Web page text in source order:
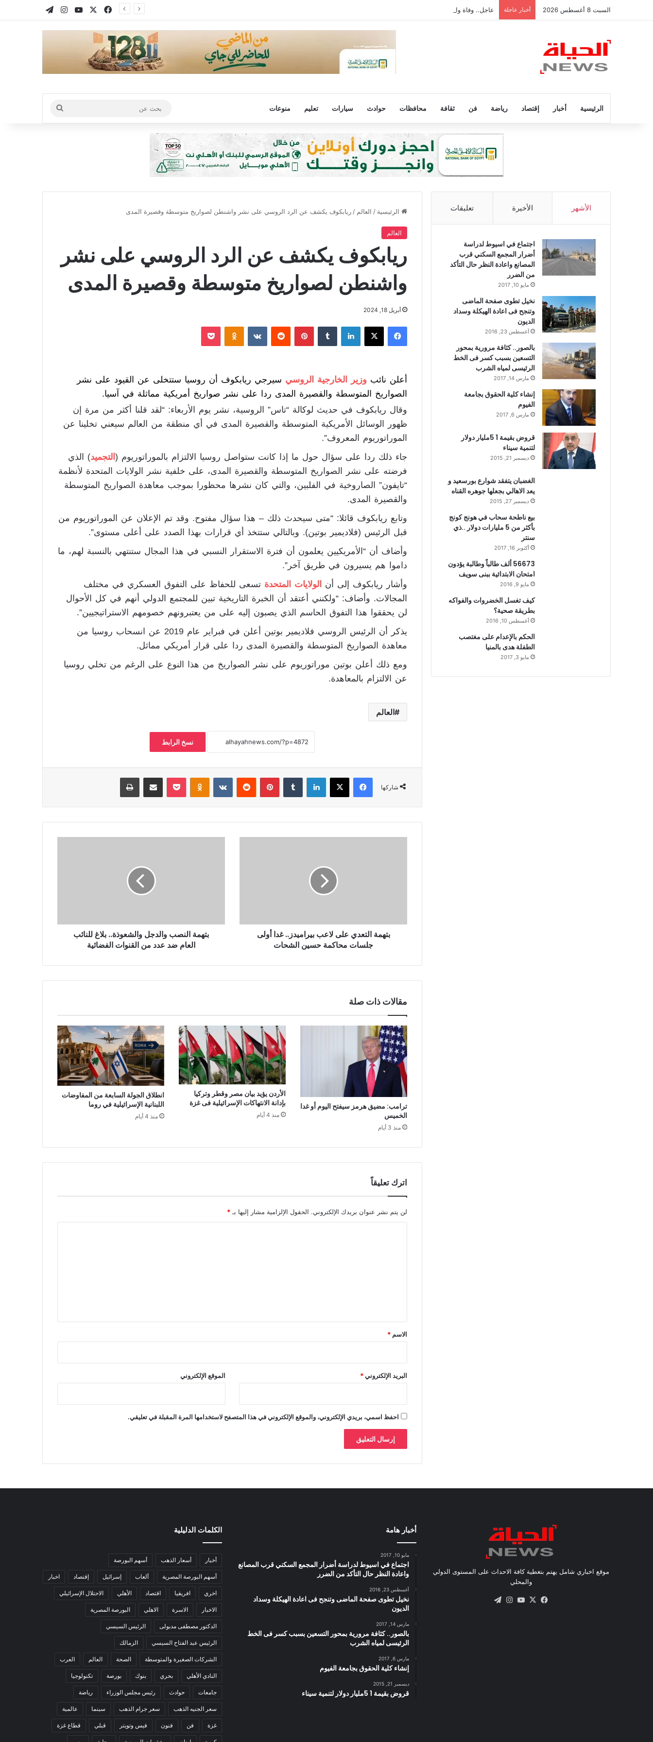
السبت 8 أغسطس 2026 أخبار عاجلة عاجل.. وفاة والد ليونيل ميسي عن عمر 68 عامًا في الأرجنتين فيسبوك يوتيوب انستقرام
الرئيسية أخبار إقتصاد رياضة فن ثقافة محافظات حوادث سيارات تعليم منوعات
عن
الرئيسية / العالم / ريابكوف يكشف عن الرد الروسي على نشر واشنطن لصواريخ متوسطة وقصيرة المدى
العالم
ريابكوف يكشف عن الرد الروسي على نشر
واشنطن لصواريخ متوسطة وقصيرة المدى
أبريل 18, 2024
فيسبوك لينكدإن بينتيريست
أعلن نائب وزير الخارجية الروسي سيرجي ريابكوف أن روسيا ستتخلى عن القيود على نشر
الصواريخ المتوسطة والقصيرة المدى ردا على نشر صواريخ أمريكية مماثلة في آسيا.
وقال ريابكوف في حديث لوكالة “تاس” الروسية، نشر يوم الأربعاء: “لقد قلنا أكثر من مرة إن
ظهور الوسائل الأمريكية المتوسطة والقصيرة المدى في أي منطقة من العالم سيعني تخلينا عن
الموراتوريوم المعروف”.
جاء ذلك ردا على سؤال حول ما إذا كانت ستواصل روسيا الالتزام بالموراتوريوم ( التجميد) الذي
فرضته على نشر الصواريخ المتوسطة والقصيرة المدى، على خلفية نشر الولايات المتحدة لأنظمة
“تايفون” الصاروخية في الفلبين، والتي كان نشرها محظورا بموجب معاهدة الصواريخ المتوسطة
والقصيرة المدى.
وتابع ريابكوف قائلا: “متى سيحدث ذلك – هذا سؤال مفتوح. وقد تم الإعلان عن الموراتوريوم من
قبل الرئيس (فلاديمير بوتين). وبالتالي ستتخذ أي قرارات بهذا الصدد على أعلى مستوى”.
وأضاف أن “الأمريكيين يعلمون أن فترة الاستقرار النسبي في هذا المجال ستنتهي بالنسبة لهم، ما
داموا هم يسيرون في طريق آخر”.
وأشار ريابكوف إلى أن
الولايات المتحدة تسعى للحفاظ على التفوق العسكري في مختلف
المجالات. وأضاف: “ولكنني أعتقد أن الخبرة التاريخية تبين للمجتمع الدولي أنهم في كل الأحوال
لن يحققوا هذا التفوق الحاسم الذي يصبون إليه على من يعتبرونهم خصومهم الاستراتيجيين”.
يذكر أن الرئيس الروسي فلاديمير بوتين أعلن في فبراير عام 2019 عن انسحاب روسيا من
معاهدة الصواريخ المتوسطة والقصيرة المدى ردا على قرار أمريكي مماثل.
ومع ذلك أعلن بوتين موراتوريوم على نشر الصواريخ من هذا النوع على الرغم من تخلي روسيا
عن الالتزام بالمعاهدة.
العالم
نسخ الرابط
شاركها
فيسبوك لينكدإن بينتيريست بوكيت
بتهمة التعدي على لاعب بيراميدز.. غدا أولى
جلسات محاكمة حسين الشحات
بتهمة النصب والدجل والشعوذة.. بلاغ للنائب
العام ضد عدد من القنوات الفضائية
مقالات ذات صلة
ترامب: مضيق هرمز سيفتح اليوم أو غدا
الخميس
منذ 3 أيام
الأردن يؤيد بيان مصر وقطر وتركيا
بإدانة الانتهاكات الإسرائيلية فى غزة
منذ 4 أيام
انطلاق الجولة السابعة من المفاوضات
اللبنانية الإسرائيلية في روما
منذ 4 أيام
اترك تعليقاً
لن يتم نشر عنوان بريدك الإلكتروني. الحقول الإلزامية مشار إليها بـ *
*
الاسم *
البريد الإلكتروني* الموقع الإلكتروني
احفظ اسمي، بريدي الإلكتروني، والموقع الإلكتروني في هذا المتصفح لاستخدامها المرة المقبلة في تعليقي.
الأشهر الأخيرة تعليقات
اجتماع في اسيوط لدراسة
أضرار المجمع السكني قرب
المصانع واعادة النظر حال التأكد
من الضرر
مايو 10, 2017
نخيل تطوى صفحة الماضى
وتنجح فى اعادة الهيكلة وسداد
الديون
أغسطس 23, 2016
بالصور.. كثافة مرورية بمحور
التسعين بسبب كسر فى الخط
الرئيسى لمياه الشرب
مارس 14, 2017
إنشاء كلية الحقوق بجامعة
الفيوم
مارس 6, 2017
قروض بقيمة 1 5مليار دولار
لتنمية سيناء
ديسمبر 21, 2015
الغضبان يتفقد شوارع بورسعيد و
يعد الاهالي بجعلها جوهره القناه
ديسمبر 27, 2015
بيع ناطحة سحاب في هونج كونج
بأكثر من 5 مليارات دولار ..ذي
سنتر
أكتوبر 16, 2017
56673 ألف طالباً وطالبة يؤدون
امتحان الابتدائية ببنى سويف
مايو 9, 2016
كيف تغسل الخضروات والفواكه
بطريقة صحية؟
أغسطس 10, 2016
الحكم بالإعدام على مغتصب
الطفلة هدى بالمنيا
مايو 3, 2017
موقع اخباري شامل يهتم بتغطية كافة الاحداث على المستوى الدولي
والمحلي
فيسبوك
X يوتيوبانستقرام
أخبار هامة
مايو 10, 2017
اجتماع في اسيوط لدراسة أضرار المجمع السكني قرب المصانع
واعادة النظر حال التأكد من الضرر
أغسطس 23, 2016
نخيل تطوى صفحة الماضى وتنجح فى اعادة الهيكلة وسداد
الديون
مارس 14, 2017
بالصور.. كثافة مرورية بمحور التسعين بسبب كسر فى الخط
الرئيسى لمياه الشرب
مارس 6, 2017
إنشاء كلية الحقوق بجامعة الفيوم
ديسمبر 21, 2015
قروض بقيمة 1 5مليار دولار لتنمية سيناء
الكلمات الدليلية
أخبار أسعار الذهب أسهم البورصة
أسهم البورصة المصرية ألعاب إسرائيل إقتصاد اخبار
اخري افريقيا اقتصاد الأهلي الاحتلال الإسرائيلي
الاخبار الاسرة الاهلي البورصة المصرية
الدكتور مصطفى مدبولى الرئيس السيسي
الرئيس عبد الفتاح السيسي الزمالك
الشركات الصغيرة والمتوسطة الصحة العالم العرب
النادي الأهلي بحري بنوك بورصة تكنولوجيا
جامعات حوادث رئيس مجلس الوزراء رياضة
سعر الجنيه الذهب سعر جرام الذهب سينما عالمية
غزة فن فنون فيس وتويتر قبلي قطاع غزة